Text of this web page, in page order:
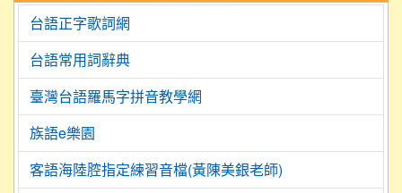
台語正字歌詞網
台語常用詞辭典
臺灣台語羅馬字拼音教學網
族語e樂園
客語海陸腔指定練習音檔(黃陳美銀老師)